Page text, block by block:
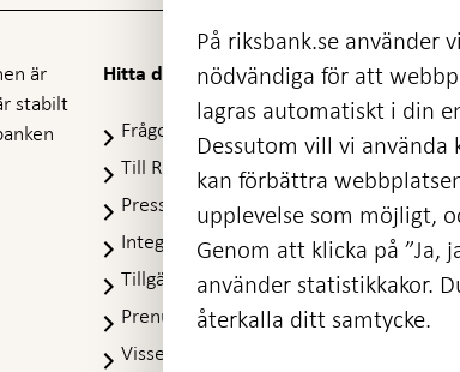
är
stabilt
Hitta direkt
Frågor och svar
Öppnas
i
ny
flik
Till Riksbankens webbarkiv
Öppnas
ny
flik
Presskontakt
Integritetspolicy
Tillgänglighetsredogörelse
Prenumerera på utskick
Visselblåsning
På riksbank.se använder
nödvändiga för att
lagras automatiskt i din
Dessutom vill vi
kan förbättra
upplevelse som möjligt,
Genom att klicka på ”Ja,
använder statistikkakor.
återkalla ditt samtycke.